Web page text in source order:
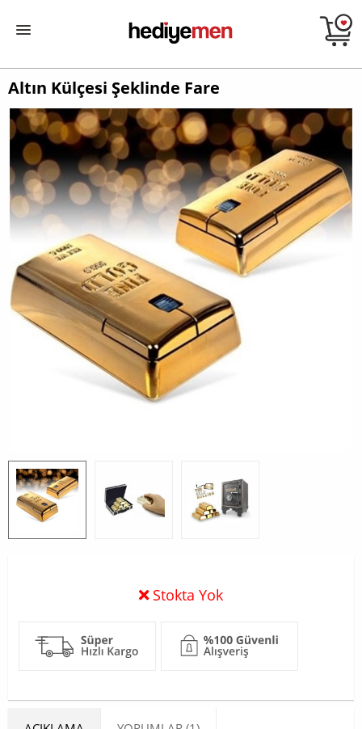
Altın Külçesi Şeklinde Fare
Stokta Yok